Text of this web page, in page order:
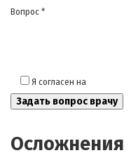
Вопрос *
Я согласен на
Осложнения